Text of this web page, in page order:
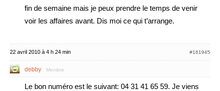
fin de semaine mais je peux prendre le temps de venir
voir les affaires avant. Dis moi ce qui t’arrange.
22 avril 2010 à 4 h 24 min #161945
debby Membre
Le bon numéro est le suivant: 04 31 41 65 59. Je viens